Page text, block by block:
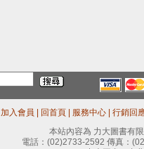
加入會員 回首頁 服務中心
行銷回
本站內容為 力大圖書有
電話： (02)2733-2592 傳真：